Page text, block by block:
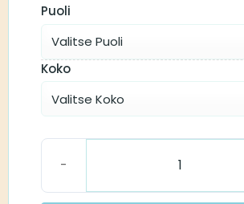
Puoli
Koko
Oticon MiniFit Receiver 100 määrä